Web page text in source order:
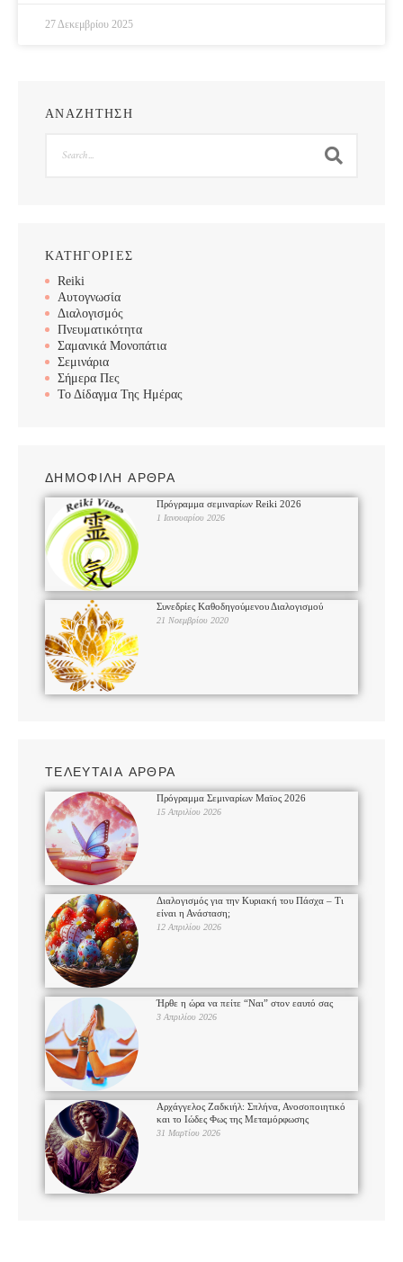
27 Δεκεμβρίου 2025
ΑΝΑΖΗΤΗΣΗ
ΚΑΤΗΓΟΡΙΕΣ
Reiki
Αυτογνωσία
Διαλογισμός
Πνευματικότητα
Σαμανικά Μονοπάτια
Σεμινάρια
Σήμερα Πες
Το Δίδαγμα Της Ημέρας
ΔΗΜΟΦΙΛΗ ΑΡΘΡΑ
Πρόγραμμα σεμιναρίων Reiki 2026
1 Ιανουαρίου 2026
Συνεδρίες Καθοδηγούμενου Διαλογισμού
21 Νοεμβρίου 2020
ΤΕΛΕΥΤΑΙΑ ΑΡΘΡΑ
Πρόγραμμα Σεμιναρίων Μαϊος 2026
15 Απριλίου 2026
Διαλογισμός για την Κυριακή του Πάσχα – Τι
είναι η Ανάσταση;
12 Απριλίου 2026
Ήρθε η ώρα να πείτε “Ναι” στον εαυτό σας
3 Απριλίου 2026
Αρχάγγελος Ζαδκιήλ: Σπλήνα, Ανοσοποιητικό
και το Ιώδες Φως της Μεταμόρφωσης
31 Μαρτίου 2026